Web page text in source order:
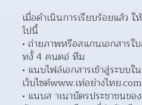
เมื่อดำเนินการเรียบร้อยแล้ว
ไปนี้
ถ่ายภาพหรือสแกนเอกสารใ
ทงั้ 4 คนตอ่ ทีม
แนบไฟล์เอกสารเข้าสู่ระบบ
เว็บไซต์www.เท่อย่างไทย.com
แนบส าเนาบัตรประชาชนขอ